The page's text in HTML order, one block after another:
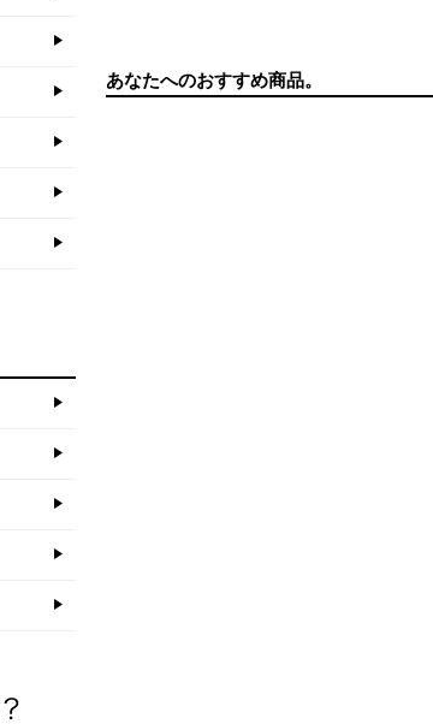
あなたへのおすすめ商品。